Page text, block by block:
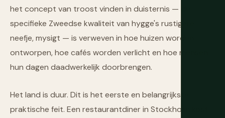
het concept van troost vinden in duisternis — de
specifieke Zweedse kwaliteit van hygge's rustigere
neefje, mysigt — is verweven in hoe huizen worden
ontworpen, hoe cafés worden verlicht en hoe mensen
hun dagen daadwerkelijk doorbrengen.
Het land is duur. Dit is het eerste en belangrijkste
praktische feit. Een restaurantdiner in Stockholm kost